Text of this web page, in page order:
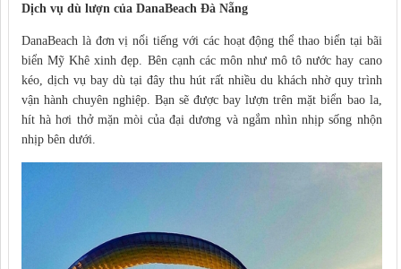
Dịch vụ dù lượn của DanaBeach Đà Nẵng
DanaBeach là đơn vị nổi tiếng với các hoạt động thể thao biển tại bãi
biển Mỹ Khê xinh đẹp. Bên cạnh các môn như mô tô nước hay cano
kéo, dịch vụ bay dù tại đây thu hút rất nhiều du khách nhờ quy trình
vận hành chuyên nghiệp. Bạn sẽ được bay lượn trên mặt biển bao la,
hít hà hơi thở mặn mòi của đại dương và ngắm nhìn nhịp sống nhộn
nhịp bên dưới.